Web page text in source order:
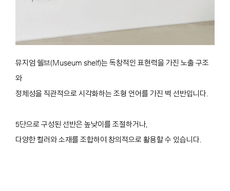
뮤지엄 쉘브(Museum shelf)는 독창적인 표현력을 가진 노출 구조
와
정체성을 직관적으로 시각화하는 조형 언어를 가진 벽 선반입니다.
5단으로 구성된 선반은 높낮이를 조절하거나,
다양한 컬러와 소재를 조합하여 창의적으로 활용할 수 있습니다.